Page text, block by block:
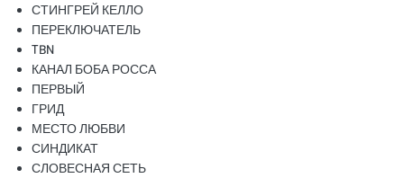
СТИНГРЕЙ КЕЛЛО
ПЕРЕКЛЮЧАТЕЛЬ
TBN
КАНАЛ БОБА РОССА
ПЕРВЫЙ
ГРИД
МЕСТО ЛЮБВИ
СИНДИКАТ
СЛОВЕСНАЯ СЕТЬ